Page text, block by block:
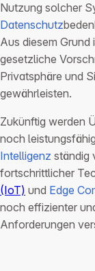
Nutzung solcher
Datenschutz
Aus diesem
gesetzliche
Privatsphäre und
gewährleisten.
Zukünftig werden
noch
Intelligenz ständig
fortschrittlicher
(IoT) und Edge
noch effizienter
Anforderungen